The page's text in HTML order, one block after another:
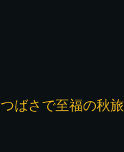
ばさで至福の秋旅